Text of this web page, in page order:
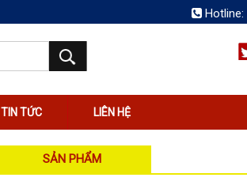
Hotline:
TIN TỨC LIÊN HỆ
SẢN PHẨM